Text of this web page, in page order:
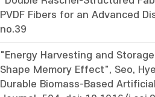
PVDF Fibers for an Advanced
no.39
"Energy Harvesting and
Shape Memory Effect", Seo,
Durable Biomass-Based